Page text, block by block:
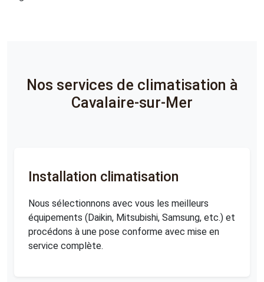
Nos services de climatisation à
Cavalaire-sur-Mer
Installation climatisation
Nous sélectionnons avec vous les meilleurs
équipements (Daikin, Mitsubishi, Samsung, etc.) et
procédons à une pose conforme avec mise en
service complète.